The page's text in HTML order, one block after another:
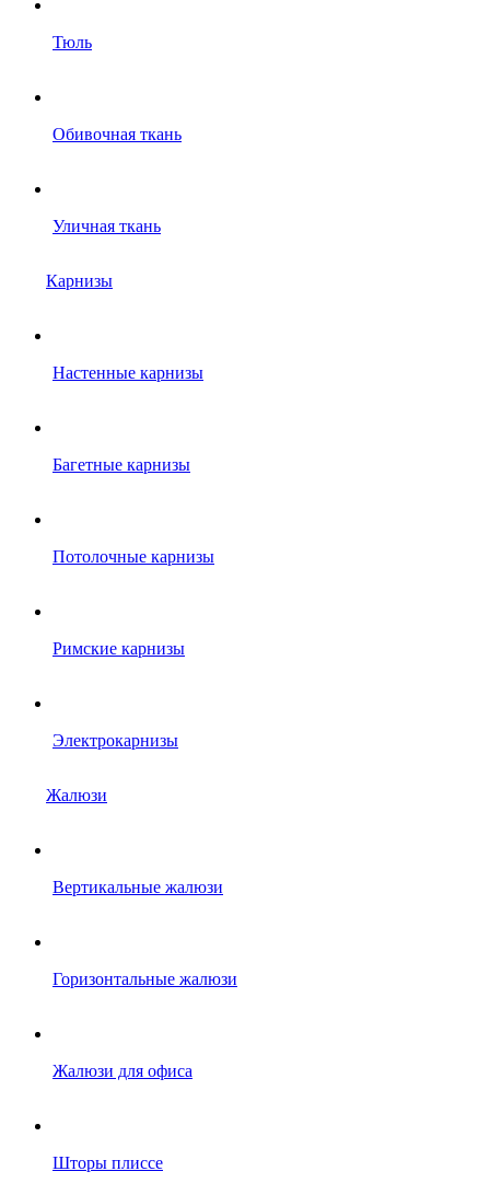
Тюль
Обивочная ткань
Уличная ткань
Карнизы
Настенные карнизы
Багетные карнизы
Потолочные карнизы
Римские карнизы
Электрокарнизы
Жалюзи
Вертикальные жалюзи
Горизонтальные жалюзи
Жалюзи для офиса
Шторы плиссе